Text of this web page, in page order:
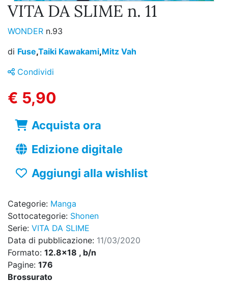
VITA DA SLIME n. 11
WONDER n.93
di Fuse,Taiki Kawakami,Mitz Vah
Condividi
€ 5,90
Acquista ora
Edizione digitale
Aggiungi alla wishlist
Categorie: Manga
Sottocategorie: Shonen
Serie: VITA DA SLIME
Data di pubblicazione: 11/03/2020
Formato: 12.8x18 , b/n
Pagine: 176
Brossurato